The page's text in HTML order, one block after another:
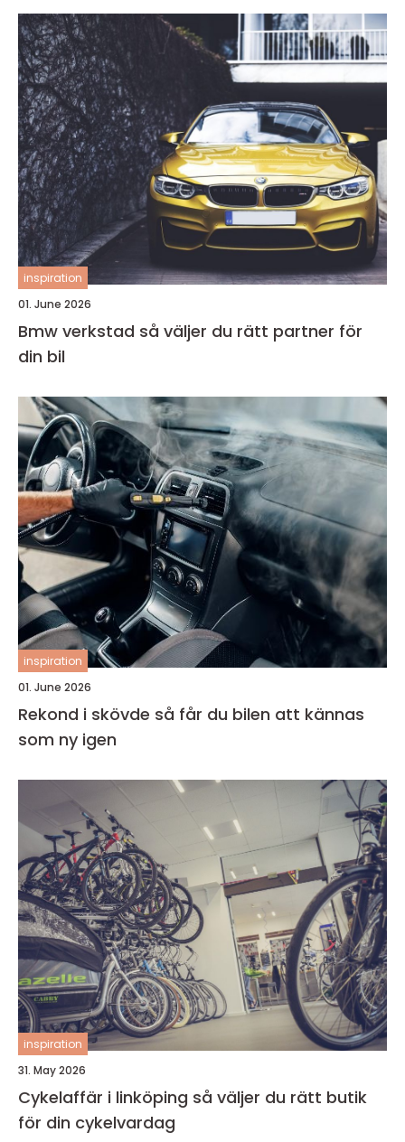
inspiration
01. June 2026
Bmw verkstad så väljer du rätt partner för
din bil
inspiration
01. June 2026
Rekond i skövde så får du bilen att kännas
som ny igen
inspiration
31. May 2026
Cykelaffär i linköping så väljer du rätt butik
för din cykelvardag